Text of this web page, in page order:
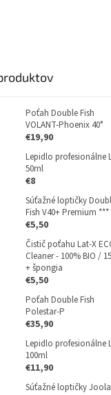
Poťah Double Fish
VOLANT-Phoenix 40°
€19,90
Lepidlo profesionálne
50ml
€8
Súťažné loptičky
Fish V40+ Premium
€5,50
Čistič poťahu Lat-X
Cleaner - 100% BIO /
+ špongia
€5,50
Poťah Double Fish
Polestar-P
€35,90
Lepidlo profesionálne
100ml
€11,90
Súťažné loptičky Joola